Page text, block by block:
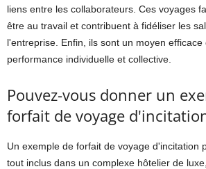
liens entre les collaborateurs. Ces voyages
être au travail et contribuent à fidéliser les
l'entreprise. Enfin, ils sont un moyen efficace
performance individuelle et collective.
Pouvez-vous donner un
forfait de voyage
Un exemple de forfait de voyage d'incitation
tout inclus dans un complexe hôtelier de